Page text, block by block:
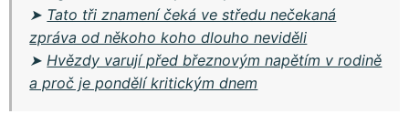
➤ Tato tři znamení čeká ve středu nečekaná
zpráva od někoho koho dlouho neviděli
➤Hvězdy varují před březnovým napětím v rodině
a proč je pondělí kritickým dnem